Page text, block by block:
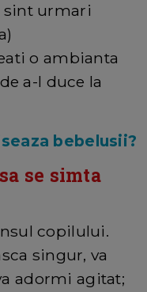
sint urmari
o ambianta
a-l duce la
bebelusii?
se simta
copilului.
singur, va
adormi agitat;